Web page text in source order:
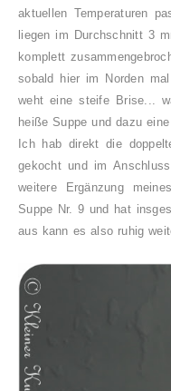
aktuellen Temperaturen
liegen im Durchschnitt 3
komplett
sobald hier im Norden
weht eine steife Brise...
heiße Suppe und dazu
Ich hab direkt die
gekocht und im
weitere Ergänzung
Suppe Nr. 9 und hat
aus kann es also ruhig